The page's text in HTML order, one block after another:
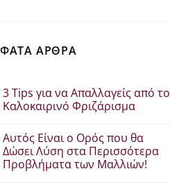
ΑΡΘΡΑ
3 Tips για να Απαλλαγείς από το
Καλοκαιρινό Φριζάρισμα
σχόλια
στο
3
Tips
για
Αυτός Είναι ο Ορός που θα
Δώσει Λύση στα Περισσότερα
Προβλήματα των Μαλλιών!